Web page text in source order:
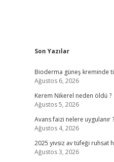
Sidebar
Son Yazılar
Bioderma güneş kreminde
Ağustos 6, 2026
Kerem Nikerel neden öldü ?
Ağustos 5, 2026
Avans faizi nelere uygulanır ?
Ağustos 4, 2026
2025 yivsiz av tüfeği ruhsat
Ağustos 3, 2026